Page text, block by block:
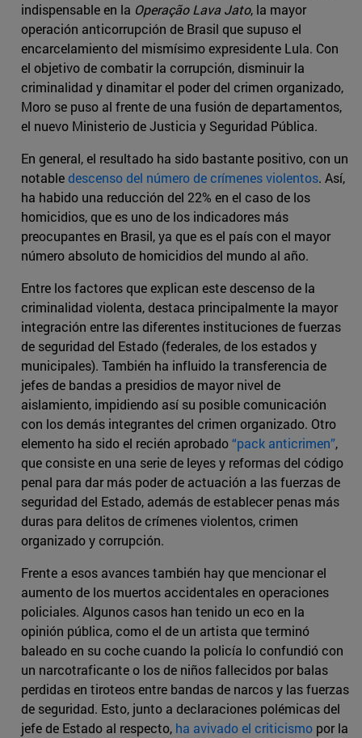
indispensable en la Operação Lava Jato, la mayor
operación anticorrupción de Brasil que supuso el
encarcelamiento del mismísimo expresidente Lula. Con
el objetivo de combatir la corrupción, disminuir la
criminalidad y dinamitar el poder del crimen organizado,
Moro se puso al frente de una fusión de departamentos,
el nuevo Ministerio de Justicia y Seguridad Pública.
En general, el resultado ha sido bastante positivo, con un
notabledescenso del número de crímenes violentos. Así,
ha habido una reducción del 22% en el caso de los
homicidios, que es uno de los indicadores más
preocupantes en Brasil, ya que es el país con el mayor
número absoluto de homicidios del mundo al año.
Entre los factores que explican este descenso de la
criminalidad violenta, destaca principalmente la mayor
integración entre las diferentes instituciones de fuerzas
de seguridad del Estado (federales, de los estados y
municipales). También ha influido la transferencia de
jefes de bandas a presidios de mayor nivel de
aislamiento, impidiendo así su posible comunicación
con los demás integrantes del crimen organizado. Otro
elemento ha sido el recién aprobado“pack anticrimen”,
que consiste en una serie de leyes y reformas del código
penal para dar más poder de actuación a las fuerzas de
seguridad del Estado, además de establecer penas más
duras para delitos de crímenes violentos, crimen
organizado y corrupción.
Frente a esos avances también hay que mencionar el
aumento de los muertos accidentales en operaciones
policiales. Algunos casos han tenido un eco en la
opinión pública, como el de un artista que terminó
baleado en su coche cuando la policía lo confundió con
un narcotraficante o los de niños fallecidos por balas
perdidas en tiroteos entre bandas de narcos y las fuerzas
de seguridad. Esto, junto a declaraciones polémicas del
jefe de Estado al respecto, ha avivado el criticismo por la